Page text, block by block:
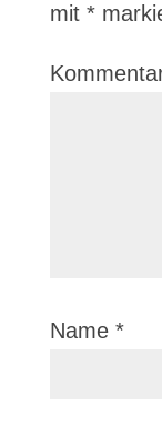
mit *
Name *